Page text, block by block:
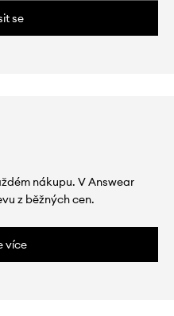
se
nákupu. V Answear
z běžných cen.
více